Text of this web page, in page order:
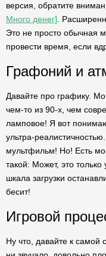
версия, обратите
Много денег] .
Это не просто обычная
провести время, если
Графоний и
Давайте про графику.
чем-то из 90-х, чем
ламповое! Я вот
ультра-
мультфильм! Но! Есть
такой: Может, это
шкала загрузки
бесит!
Игровой
Ну что, давайте к самой